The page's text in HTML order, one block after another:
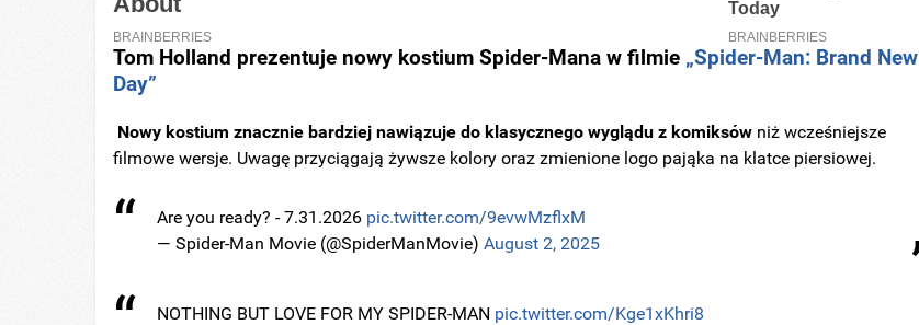
Tom Holland prezentuje nowy kostium Spider-Mana w filmie „Spider-Man: Brand New
Day”
Nowy kostium znacznie bardziej nawiązuje do klasycznego wyglądu z komiksów niż wcześniejsze
filmowe wersje. Uwagę przyciągają żywsze kolory oraz zmienione logo pająka na klatce piersiowej.
Are you ready? - 7.31.2026 pic.twitter.com/9evwMzflxM
— Spider-Man Movie (@SpiderManMovie)August 2, 2025
NOTHING BUT LOVE FOR MY SPIDER-MAN pic.twitter.com/Kge1xKhri8